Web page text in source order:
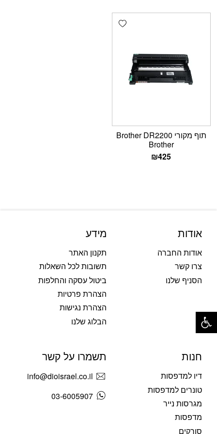
Add wishlist
תוף מקורי Brother DR2200
Brother
₪425
אודות
אודות החברה
צרו קשר
הסניף שלנו
מידע
תקנון האתר
תשובות לכל השאלות
ביטול עסקה והחלפות
הצהרת פרטיות
הצהרת נגישות
הבלוג שלנו
חנות
דיו למדפסות
טונרים למדפסות
מגרסות נייר
מדפסות
סורקים
תשמרו על קשר
info@dioisrael.co.il
03-6005907
פתח סרגל נגישות